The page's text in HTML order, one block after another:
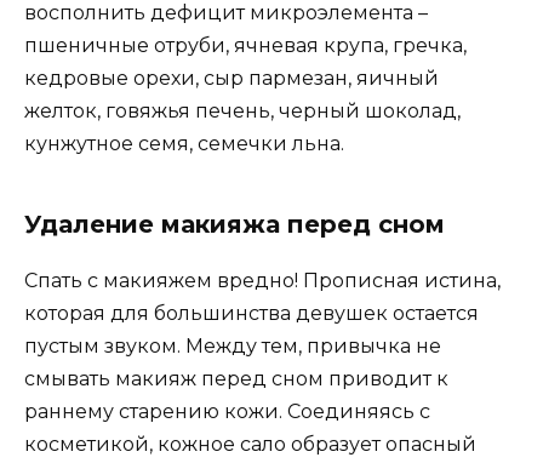
восполнить дефицит микроэлемента –
пшеничные отруби, ячневая крупа, гречка,
кедровые орехи, сыр пармезан, яичный
желток, говяжья печень, черный шоколад,
кунжутное семя, семечки льна.
Удаление макияжа перед сном
Спать с макияжем вредно! Прописная истина,
которая для большинства девушек остается
пустым звуком. Между тем, привычка не
смывать макияж перед сном приводит к
раннему старению кожи. Соединяясь с
косметикой, кожное сало образует опасный